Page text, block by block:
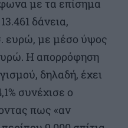
με τα επίσημα
δάνεια,
ευρώ, με μέσο ύψος
Η απορρόφηση
δηλαδή, έχει
συνέχισε ο
πως «αν